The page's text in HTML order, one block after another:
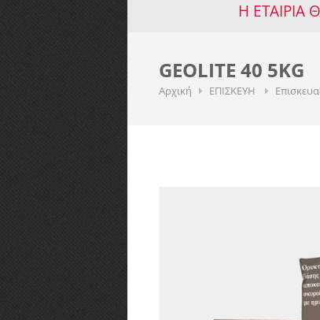
Η ΕΤΑΙΡΙΑ
GEOLITE 40 5KG
Αρχική ΕΠΙΣΚΕΥΗ